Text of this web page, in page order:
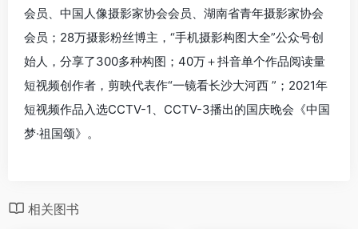
会员、中国人像摄影家协会会员、湖南省青年摄影家协会
会员；28万摄影粉丝博主，“手机摄影构图大全”公众号创
始人，分享了300多种构图；40万＋抖音单个作品阅读量
短视频创作者，剪映代表作“一镜看长沙大河西 ”；2021年
短视频作品入选CCTV-1、CCTV-3播出的国庆晚会《中国
梦·祖国颂》。
相关图书